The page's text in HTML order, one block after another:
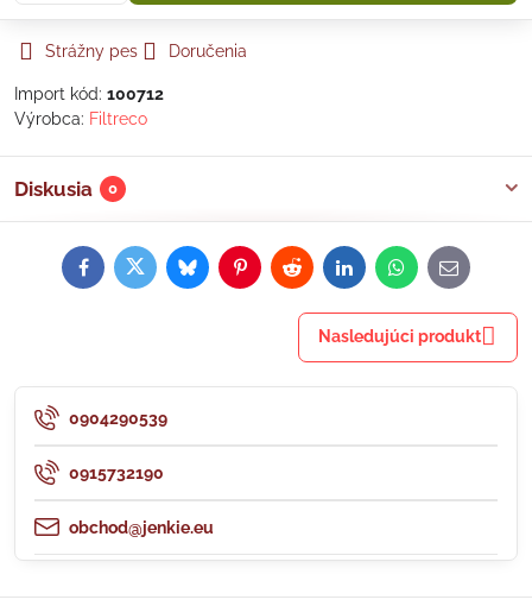
Strážny pes Doručenia
Import kód: 100712
Výrobca: Filtreco
Diskusia 0
FacebookTwitterBlueskyPinterestRedditLinkedInWhatsApp
E-
mail
Nasledujúci produkt
0904290539
0915732190
obchod@jenkie.eu